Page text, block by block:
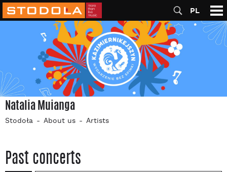
PL
Natalia Muianga
Stodoła About us Artists
Past concerts